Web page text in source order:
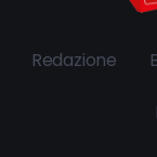
Redazione